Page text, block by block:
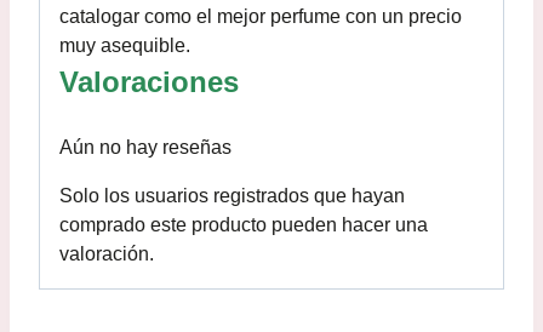
catalogar como el mejor perfume con un precio
muy asequible.
Valoraciones
Aún no hay reseñas
Solo los usuarios registrados que hayan
comprado este producto pueden hacer una
valoración.